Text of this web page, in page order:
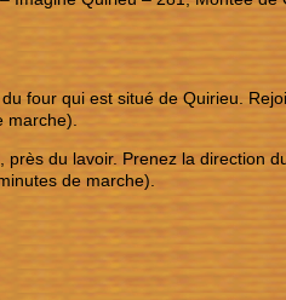
four qui est situé de Quirieu.
du lavoir. Prenez la direction
de marche).